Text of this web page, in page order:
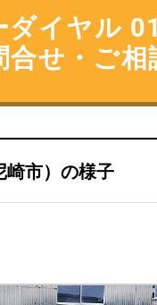
ダイヤル
合せ・ご相
崎市）の様子